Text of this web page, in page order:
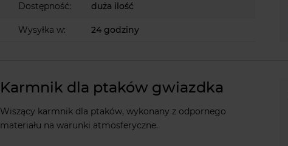
Dostępność: duża ilość
Wysyłka w: 24 godziny
Karmnik dla ptaków gwiazdka
Wiszący karmnik dla ptaków, wykonany z odpornego
materiału na warunki atmosferyczne.